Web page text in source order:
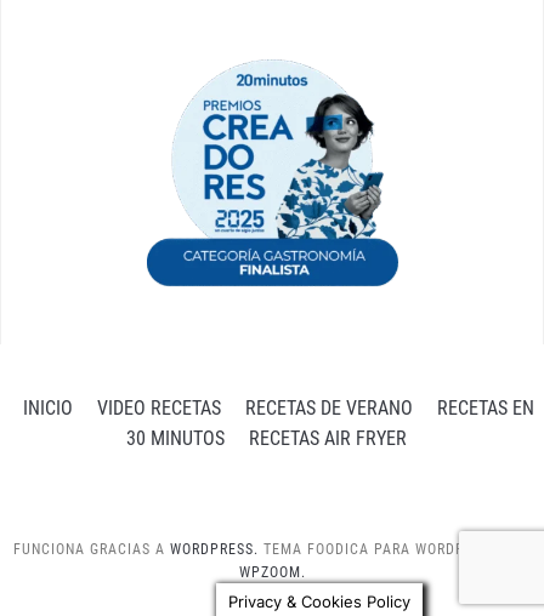
INICIO VIDEO RECETAS RECETAS DE VERANO
RECETAS EN
30 MINUTOS
RECETAS AIR FRYER
FUNCIONA GRACIAS A WORDPRESS. TEMA FOODICA PARA WORDPRESS POR
WPZOOM.
Privacy & Cookies Policy